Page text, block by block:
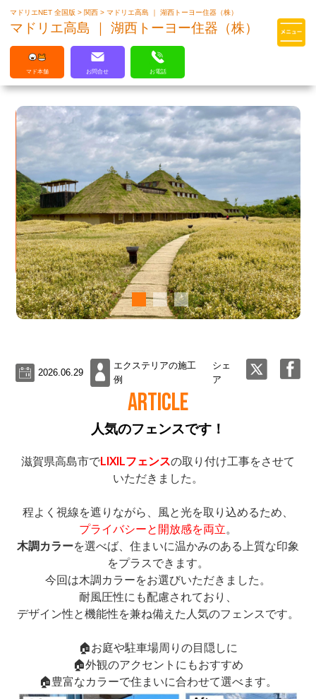
マドリエはLIXILの厳しい基準を
クリアした住まいのプロ集団です
マドリエNET 全国版> 関西>マドリエ高島 ｜ 湖西トーヨー住器（株）
マドリエ高島 ｜ 湖西トーヨー住器（株）
マド本舗 お問合せ お電話
2026.06.29
エクステリアの施工
例
シェ
ア
ARTICLE
人気のフェンスです！